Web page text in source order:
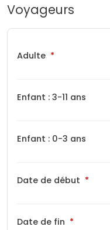
Voyageurs
Adulte
Enfant : 3-11 ans
Enfant : 0-3 ans
Date de début
Date de fin